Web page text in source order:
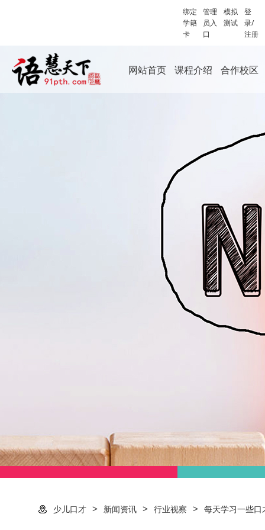
绑定
学籍
卡
管理
员入
口
模拟
测试
登
录/
注册
网站首页 课程介绍 合作校区
少儿口才 > 新闻资讯 > 行业视察 > 每天学习一些